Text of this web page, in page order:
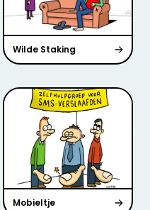
Wilde Staking
Mobieltje